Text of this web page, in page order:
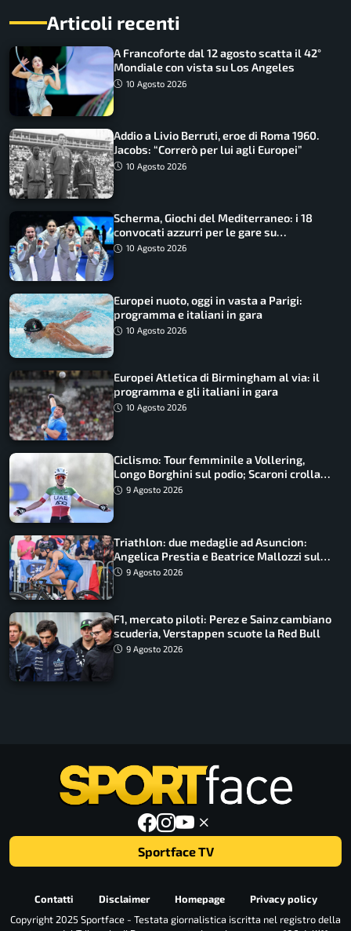
Articoli recenti
A Francoforte dal 12 agosto scatta il 42°
Mondiale con vista su Los Angeles
10 Agosto 2026
Addio a Livio Berruti, eroe di Roma 1960.
Jacobs: “Correrò per lui agli Europei”
10 Agosto 2026
Scherma, Giochi del Mediterraneo: i 18
convocati azzurri per le gare su
SportFaceTV
10 Agosto 2026
Europei nuoto, oggi in vasta a Parigi:
programma e italiani in gara
10 Agosto 2026
Europei Atletica di Birmingham al via: il
programma e gli italiani in gara
10 Agosto 2026
Ciclismo: Tour femminile a Vollering,
Longo Borghini sul podio; Scaroni crolla
in Polonia
9 Agosto 2026
Triathlon: due medaglie ad Asuncion:
Angelica Prestia e Beatrice Mallozzi sul
podio
9 Agosto 2026
F1, mercato piloti: Perez e Sainz cambiano
scuderia, Verstappen scuote la Red Bull
9 Agosto 2026
Sportface TV
Contatti Disclaimer Homepage
Privacy policy
Copyright 2025 Sportface - Testata giornalistica iscritta nel registro della